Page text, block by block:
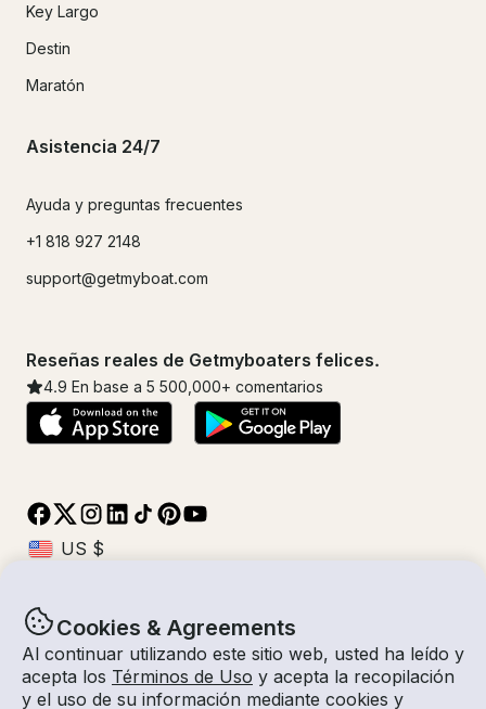
Cookies & Agreements
Al continuar utilizando este sitio web, usted ha leído y
acepta los Términos de Uso y acepta la recopilación
y el uso de su información mediante cookies y
Key Largo
Destin
Maratón
Asistencia 24/7
Ayuda y preguntas frecuentes
+1 818 927 2148
support@getmyboat.com
Reseñas reales de Getmyboaters felices.
4.9 En base a 5 500,000+ comentarios
© Getmyboat 2026TérminosPrivacidad